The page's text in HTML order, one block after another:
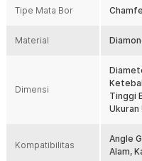
Ketahanan terhadap
umur pakai disc untuk
Dry Polishing Tanpa Air
menjadi lebih praktis tanpa
Area kerja tetap bersih dan
renovasi di dalam ruangan.
finishing dengan hasil yang
Mata gerinda penghalus
ringkas yang memudahkan
Tipe Mata Bor
Material
Dimensi
Tinggi
Ukuran
Kompatibilitas
Angle
Alam,